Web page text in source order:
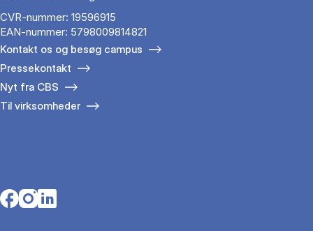
CVR-nummer: 19596915
EAN-nummer: 5798009814821
Kontakt os og besøg campus
Pressekontakt
Nyt fra CBS
Til virksomheder
Opens in a new tab
Opens in a new tab
Opens in a new tab